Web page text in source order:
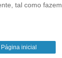
tal como fazem
Página inicial